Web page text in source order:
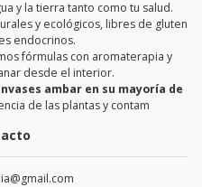
y la tierra tanto como tu salud.
y ecológicos, libres de gluten
endocrinos.
fórmulas con aromaterapia y
desde el interior.
ambar en su mayoría de
de las plantas y contam